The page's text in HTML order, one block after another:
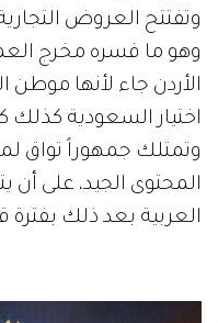
وتفتتح العروض
وهو ما فسره مخرج
الأردن جاء لأنها موطن
اختيار السعودية كذلك
وتمتلك جمهوراً تواق
المحتوى الجيد، على
العربية بعد ذلك بفترة